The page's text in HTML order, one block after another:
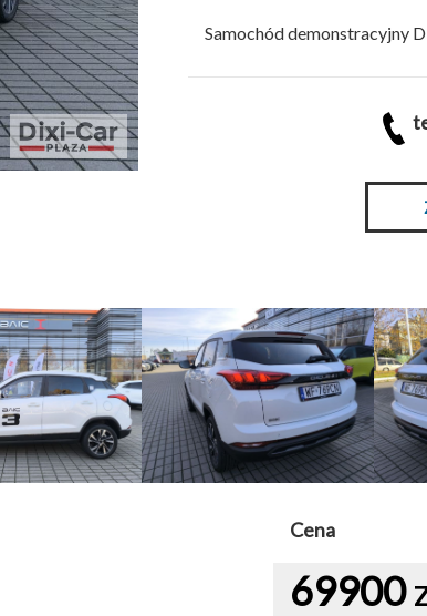
Samochód demonstracyjny
Cena
69900